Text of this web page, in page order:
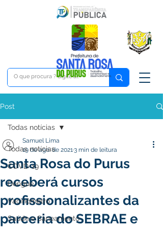
Post
Todas notícias
COVD-19
Dengue
Vacinômetro
Saúde e Saneamento
Todas notícias
Santa Rosa do Purus
receberá cursos
profissionalizantes da
parceria do SEBRAE e
Samuel Lima
19 de ago. de 20213 min de leitura